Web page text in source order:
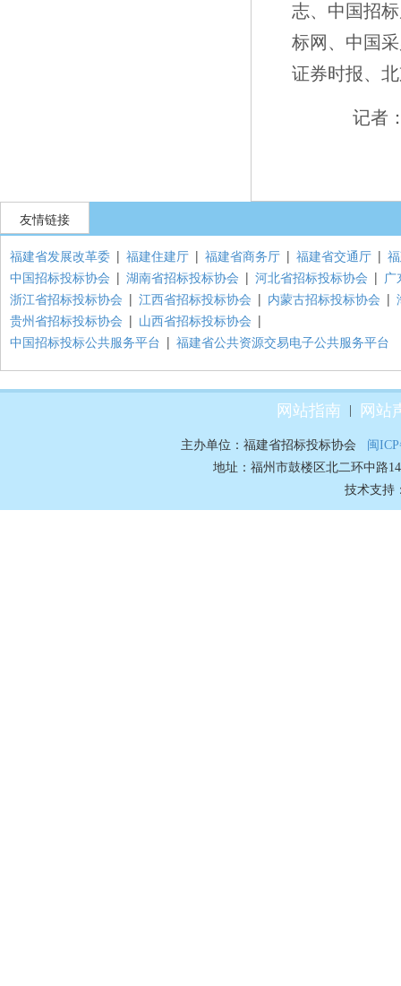
志、中国招
标网、中国
证券时报、
记者：
友情链接
福建省发展改革委 | 福建住建厅 | 福建省商务厅 | 福建省交通厅 |
中国招标投标协会 | 湖南省招标投标协会 | 河北省招标投标协会 | 广
浙江省招标投标协会 | 江西省招标投标协会 | 内蒙古招标投标协会 |
贵州省招标投标协会 | 山西省招标投标协会 |
中国招标投标公共服务平台 | 福建省公共资源交易电子公共服务平台
网站指南 网站
主办单位：福建省招标投标协会 闽
地址：福州市鼓楼区北二环中路
技术支持